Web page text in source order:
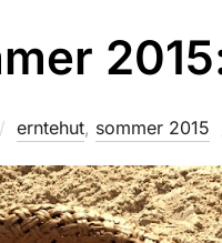
erntehut, sommer 2015